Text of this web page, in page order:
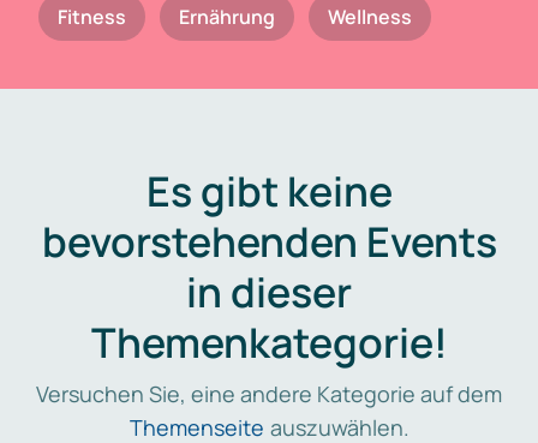
Fitness Ernährung Wellness
Es gibt keine
bevorstehenden Events
in dieser
Themenkategorie!
Versuchen Sie, eine andere Kategorie auf dem
Themenseite auszuwählen.